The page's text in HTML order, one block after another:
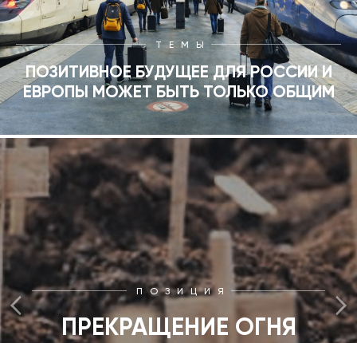
ТЕМЫ
ПОЗИТИВНОЕ БУДУЩЕЕ ДЛЯ РОССИИ И
ЕВРОПЫ МОЖЕТ БЫТЬ ТОЛЬКО ОБЩИМ
ПОЗИЦИЯ
ПРЕКРАЩЕНИЕ ОГНЯ